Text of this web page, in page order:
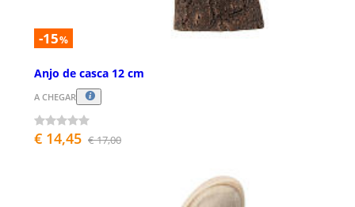
-15%
Anjo de casca 12 cm
A CHEGAR
€ 14,45 € 17,00